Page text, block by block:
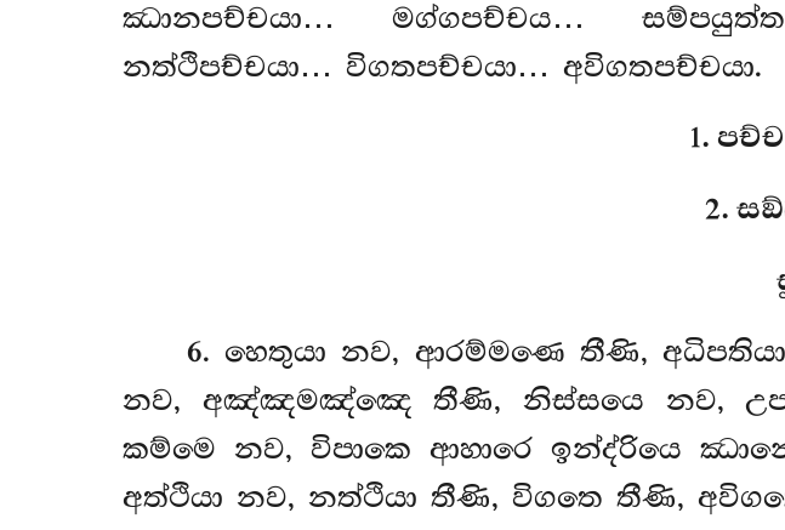
ඣානපච්චයා… මග්ගපච්චය…
නත්ථිපච්චයා… විගතපච්චයා… අවිගතපච්චයා.
1.
2.
6. හෙතුයානව, ආරම්මණෙ තීණි,
නව, අඤ්ඤමඤ්ඤෙ තීණි, නිස්සයෙ නව,
කම්මෙ නව, විපාකෙ ආහාරෙ ඉන්ද්රියෙ
අත්ථියා නව, නත්ථියා තීණි, විගතෙ තීණි,